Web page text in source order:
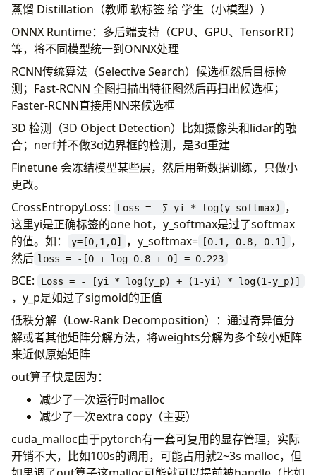
蒸馏 Distillation（教师 软标签 给 学生（小模型））
ONNX Runtime：多后端支持（CPU、GPU、TensorRT）
等，将不同模型统一到ONNX处理
RCNN传统算法（Selective Search）候选框然后目标检
测；Fast-RCNN 全图扫描出特征图然后再扫出候选框；
Faster-RCNN直接用NN来候选框
3D 检测（3D Object Detection）比如摄像头和lidar的融
合；nerf并不做3d边界框的检测，是3d重建
Finetune 会冻结模型某些层，然后用新数据训练，只做小
更改。
CrossEntropyLoss:
Loss = -∑ yi * log(y_softmax)
，
这里yi是正确标签的one hot，y_softmax是过了softmax
的值。如：
y=[0,1,0] ，y_softmax= [0.1, 0.8, 0.1]
，
然后 loss = -[0 + log 0.8 + 0] = 0.223
BCE: Loss = - [yi * log(y_p) + (1-yi) * log(1-y_p)]
，y_p是如过了sigmoid的正值
低秩分解（Low-Rank Decomposition）：通过奇异值分
解或者其他矩阵分解方法，将weights分解为多个较小矩阵
来近似原始矩阵
out算子快是因为：
减少了一次运行时malloc
减少了一次extra copy（主要）
cuda_malloc由于pytorch有一套可复用的显存管理，实际
开销不大，比如100s的调用，可能占用就2~3s malloc，但